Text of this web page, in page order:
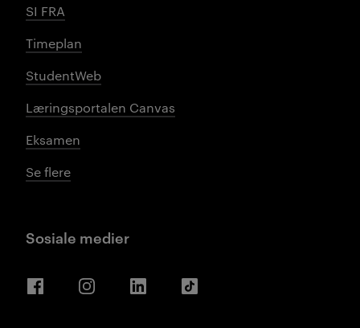
SI FRA
Timeplan
StudentWeb
Læringsportalen Canvas
Eksamen
Se flere
Sosiale medier